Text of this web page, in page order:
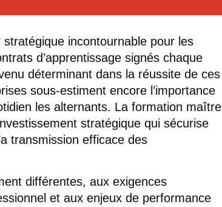
stratégique incontournable pour les
d’apprentissage signés chaque
déterminant dans la réussite de ces
sous-estiment encore l’importance
les alternants. La formation maître
stratégique qui sécurise
transmission efficace des
différentes, aux exigences
et aux enjeux de performance